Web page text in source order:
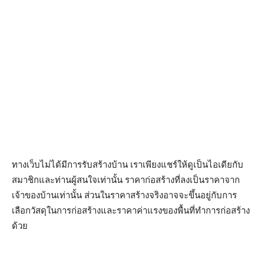
ทางเว็บไม่ได้มีการรับสร้างบ้าน เราเพียงแชร์ให้ดูเป็นไอเดียกับ
สมาชิกและท่านผู้สนใจเท่านั้น ราคาก่อสร้างที่ลงเป็นราคาจาก
เจ้าของบ้านเท่านั้น ส่วนในราคาสร้างจริงอาจจะขึ้นอยู่กับการ
เลือกวัสดุในการก่อสร้างและราคาค่าแรงของพื้นที่ทำการก่อสร้าง
ด้วย